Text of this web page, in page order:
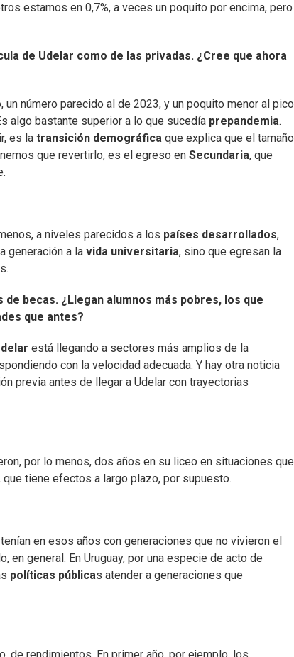
estamos en 0,7%, a veces un poquito por encima, pero
de Udelar como de las privadas. ¿Cree que ahora
número parecido al de 2023, y un poquito menor al pico
algo bastante superior a lo que sucedía prepandemia.
es la transición demográfica que explica que el tamaño
que revertirlo, es el egreso en Secundaria, que
a niveles parecidos a los países desarrollados,
generación a la vida universitaria, sino que egresan la
becas. ¿Llegan alumnos más pobres, los que
que antes?
está llegando a sectores más amplios de la
con la velocidad adecuada. Y hay otra noticia
previa antes de llegar a Udelar con trayectorias
por lo menos, dos años en su liceo en situaciones que
tiene efectos a largo plazo, por supuesto.
en esos años con generaciones que no vivieron el
en general. En Uruguay, por una especie de acto de
políticas públicas atender a generaciones que